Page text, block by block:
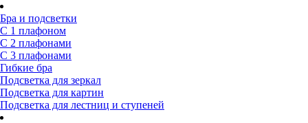
Бра и подсветки
С 1 плафоном
С 2 плафонами
С 3 плафонами
Гибкие бра
Подсветка для зеркал
Подсветка для картин
Подсветка для лестниц и ступеней